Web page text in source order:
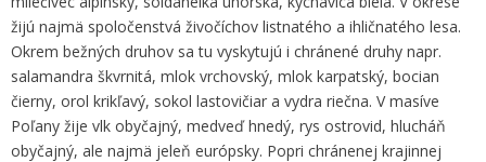
žijú najmä spoločenstvá živočíchov listnatého a ihličnatého lesa.
Okrem bežných druhov sa tu vyskytujú i chránené druhy napr.
salamandra škvrnitá, mlok vrchovský, mlok karpatský, bocian
čierny, orol krikľavý, sokol lastovičiar a vydra riečna. V masíve
Poľany žije vlk obyčajný, medveď hnedý, rys ostrovid, hlucháň
obyčajný, ale najmä jeleň európsky. Popri chránenej krajinnej